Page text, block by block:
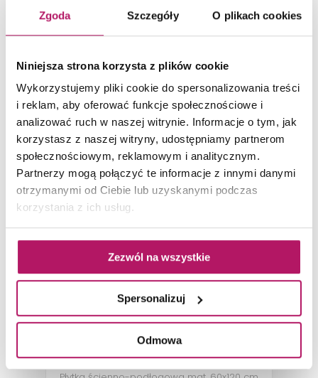
Zgoda Szczegóły O plikach cookies
Niniejsza strona korzysta z plików cookie
Wykorzystujemy pliki cookie do spersonalizowania treści
i reklam, aby oferować funkcje społecznościowe i
analizować ruch w naszej witrynie. Informacje o tym, jak
korzystasz z naszej witryny, udostępniamy partnerom
społecznościowym, reklamowym i analitycznym.
Partnerzy mogą połączyć te informacje z innymi danymi
otrzymanymi od Ciebie lub uzyskanymi podczas
korzystania z ich usług.
Zezwól na wszystkie
Spersonalizuj
Odmowa
ZOBACZ PRODUKT
Vijo Makani Grey 4001